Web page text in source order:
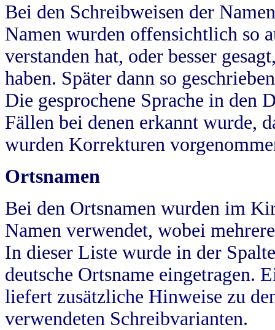
Bei den Schreibweisen der
Namen wurden offensichtlich so
verstanden hat, oder besser
haben. Später dann so
Die gesprochene Sprache in
Fällen bei denen erkannt wurde,
wurden Korrekturen
Ortsnamen
Bei den Ortsnamen wurden im
Namen verwendet, wobei
In dieser Liste wurde in der
deutsche Ortsname eingetragen.
liefert zusätzliche Hinweise zu
verwendeten Schreibvarianten.